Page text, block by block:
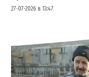
27-07-2026 в 13:47
Шезлонги, бунгало
заплатить за отдых
21-07-2026 в 19:23